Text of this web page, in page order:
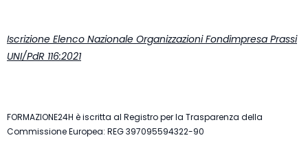
Iscrizione Elenco Nazionale Organizzazioni Fondimpresa Prassi
UNI/PdR 116:2021
FORMAZIONE24H è iscritta al Registro per la Trasparenza della
Commissione Europea: REG 397095594322-90